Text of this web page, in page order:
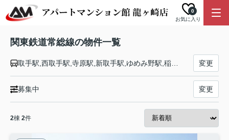
お気に入り
0
関東鉄道常総線の物件一覧
変更
募集中 変更
2棟 2件